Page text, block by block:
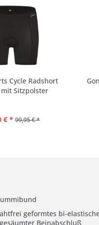
Cycle Radshort
Sitzpolster
€ * 99,95 € *
geformtes bi-
Beinabschluß